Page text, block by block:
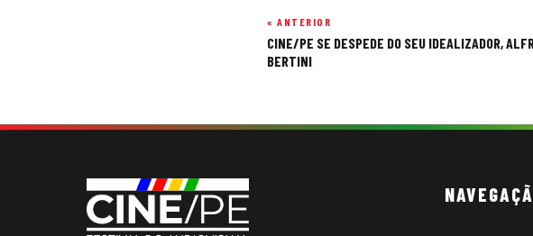
Navegação
de
« ANTERIOR
CINE/PE SE DESPEDE DO SEU IDEALIZADOR,
BERTINI